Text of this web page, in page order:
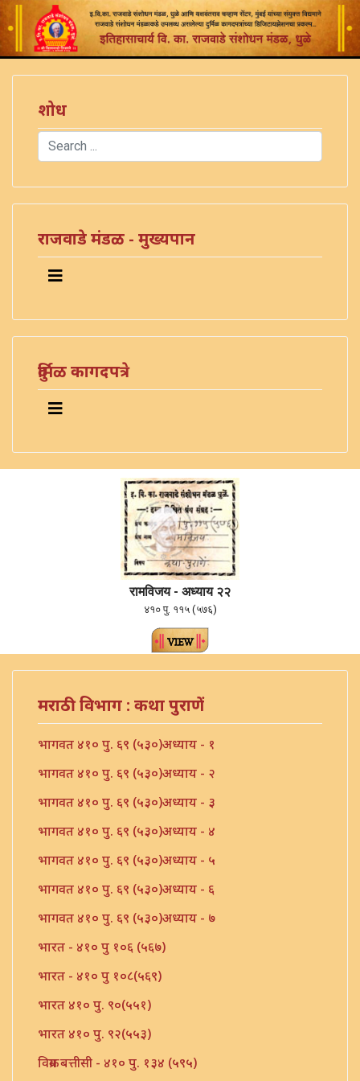
शोध
Search
राजवाडे मंडळ - मुख्यपान
दुर्मिळ कागदपत्रे
रामविजय - अध्याय २२
४१० पु. ११५ (५७६)
मराठी विभाग : कथा पुराणें
भागवत ४१० पु. ६९ (५३०)अध्याय - १
भागवत ४१० पु. ६९ (५३०)अध्याय - २
भागवत ४१० पु. ६९ (५३०)अध्याय - ३
भागवत ४१० पु. ६९ (५३०)अध्याय - ४
भागवत ४१० पु. ६९ (५३०)अध्याय - ५
भागवत ४१० पु. ६९ (५३०)अध्याय - ६
भागवत ४१० पु. ६९ (५३०)अध्याय - ७
भारत - ४१० पु १०६ (५६७)
भारत - ४१० पु १०८(५६९)
भारत ४१० पु. ९०(५५१)
भारत ४१० पु. ९२(५५३)
विक्रम बत्तीसी - ४१० पु. १३४ (५९५)